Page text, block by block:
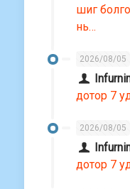
шиг
нь…
2026/08/05
дотор 7
2026/08/05
дотор 7